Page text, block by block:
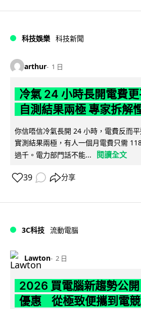
科技娛樂 科技新聞
arthur 1 日
冷氣 24 小時長開電費
自測結果兩極 專家拆解
你信唔信冷氣長開 24 小時，電費反而
實測結果兩極，有人一個月電費只需
過千。電力部門話不能...
閱讀全文
39 分享
3C科技 流動電腦
Lawton 2 日
2026 買電腦新趨勢公
優惠 從極致便攜到電